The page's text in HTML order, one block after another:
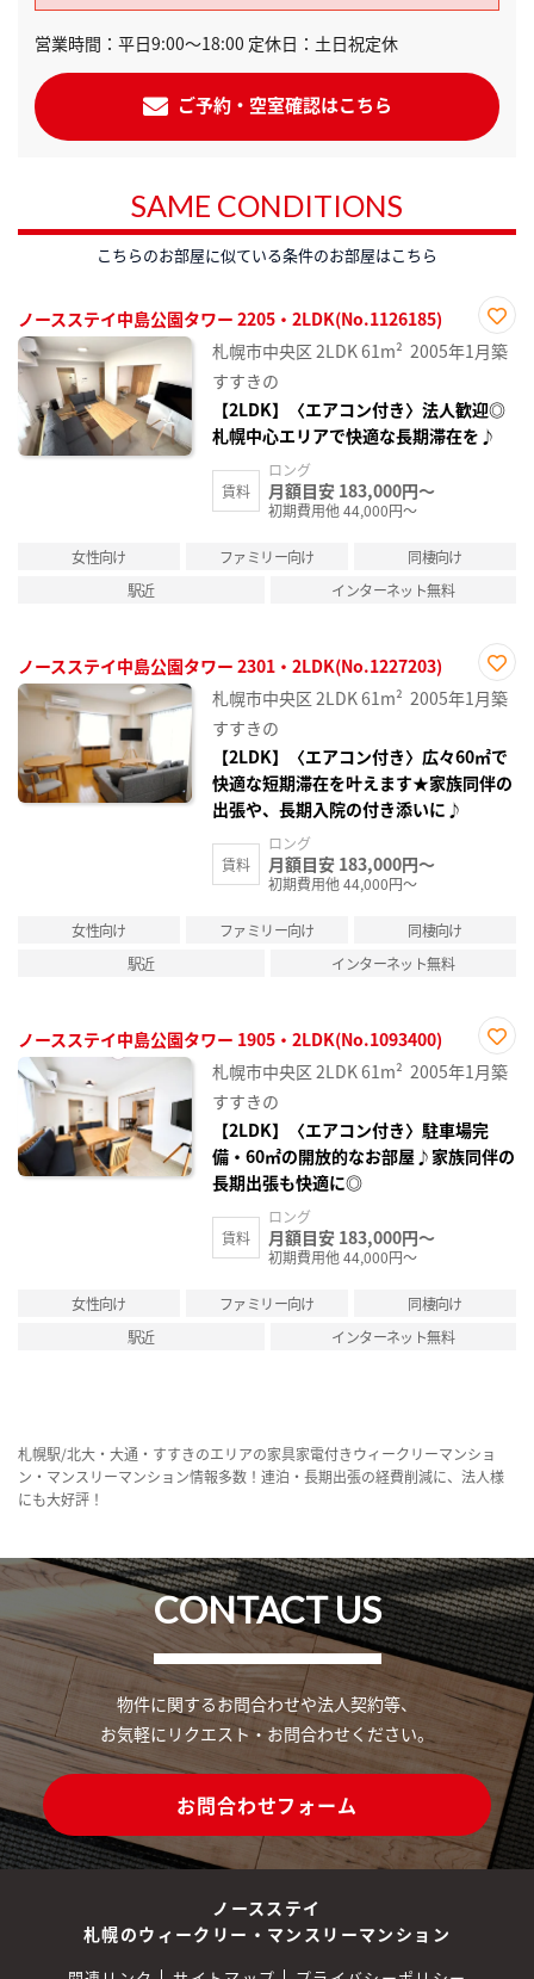
営業時間：平日9:00～18:00 定休日：土日祝定休
ご予約・空室確認はこちら
SAME CONDITIONS
こちらのお部屋に似ている条件のお部屋はこちら
ノースステイ中島公園タワー 2205・2LDK(No.1126185)
お気
に入
札幌市中央区 2LDK61m² 2005年1月築
すすきの
【2LDK】〈エアコン付き〉法人歓迎◎
札幌中心エリアで快適な長期滞在を♪
賃料
ロング
月額目安 183,000円～
初期費用他 44,000円～
女性向け ファミリー向け
同棲向け
駅近
インターネット無料
ノースステイ中島公園タワー 2301・2LDK(No.1227203)
お気
に入
札幌市中央区 2LDK61m² 2005年1月築
すすきの
【2LDK】〈エアコン付き〉広々60㎡で
快適な短期滞在を叶えます★家族同伴の
出張や、長期入院の付き添いに♪
賃料
ロング
月額目安 183,000円～
初期費用他 44,000円～
女性向け ファミリー向け
同棲向け
駅近
インターネット無料
ノースステイ中島公園タワー 1905・2LDK(No.1093400)
お気
に入
札幌市中央区 2LDK61m² 2005年1月築
すすきの
【2LDK】〈エアコン付き〉駐車場完
備・60㎡の開放的なお部屋♪家族同伴の
長期出張も快適に◎
賃料
ロング
月額目安 183,000円～
初期費用他 44,000円～
女性向け ファミリー向け
同棲向け
駅近
インターネット無料
札幌駅/北大・大通・すすきのエリアの家具家電付きウィークリーマンショ
ン・マンスリーマンション情報多数！連泊・長期出張の経費削減に、法人様
にも大好評！
CONTACT US
物件に関するお問合わせや法人契約等、
お気軽にリクエスト・お問合わせください。
お問合わせフォーム
ノースステイ
札幌のウィークリー・マンスリーマンション